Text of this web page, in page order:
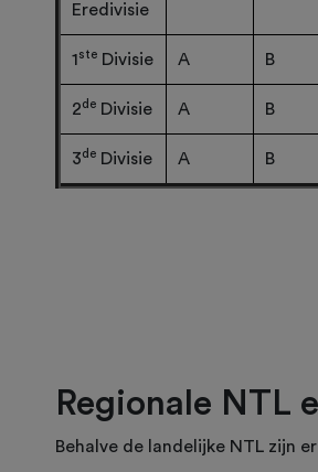
Eredivisie
1ste Divisie A B
2de Divisie A B
3de Divisie A B
Regionale NTL
Behalve de landelijke NTL zijn